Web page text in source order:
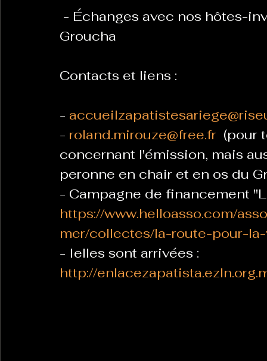
Groucha
Contacts et liens :
-
- roland.mirouze@free.fr
concernant l'émission, mais
peronne en chair et en os du
- Campagne de financement
https://www.helloasso.com/
mer/collectes/la-route-pour-
- Ielles sont arrivées :
http://